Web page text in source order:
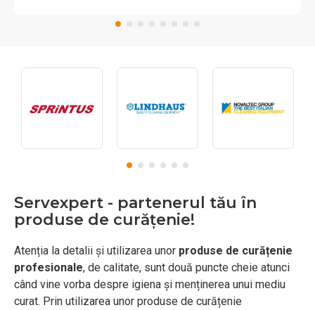
Servexpert - partenerul tău în
produse de curățenie!
Atenția la detalii și utilizarea unor produse de curățenie
profesionale, de calitate, sunt două puncte cheie atunci
când vine vorba despre igiena și menținerea unui mediu
curat. Prin utilizarea unor produse de curățenie